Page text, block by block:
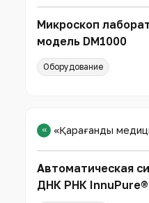
Микроскоп
модель DM1000
Оборудование
«
Автоматическая
ДНК РНК InnuPure®